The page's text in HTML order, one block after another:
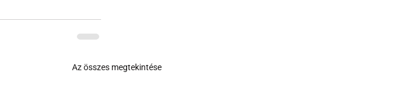
Az összes megtekintése